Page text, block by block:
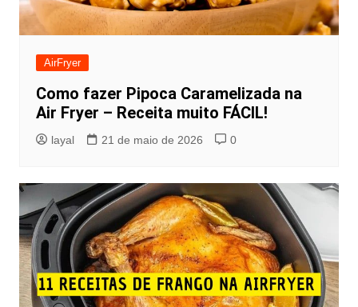
AirFryer
Como fazer Pipoca Caramelizada na
Air Fryer – Receita muito FÁCIL!
layal 21 de maio de 2026 0